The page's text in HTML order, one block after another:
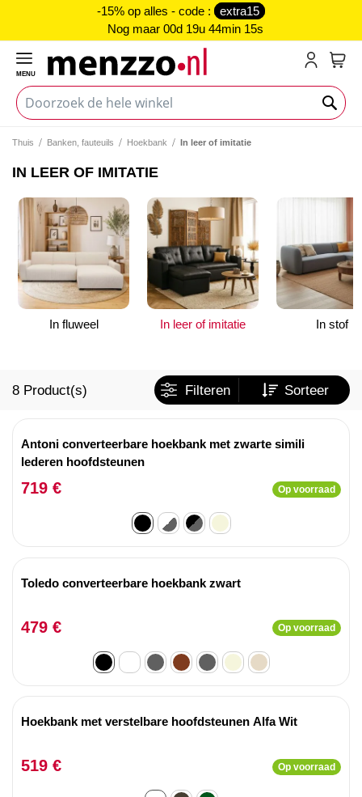
-15% op alles - code :
extra15
Nog maar 00d 19u 44min 15s
MENU
Thuis Banken, fauteuils Hoekbank In leer of imitatie
IN LEER OF IMITATIE
In fluweel In leer of imitatie In stof
8 Product(s) Filteren Sorteer
Antoni converteerbare hoekbank met zwarte simili
lederen hoofdsteunen
719 € Op voorraad
Toledo converteerbare hoekbank zwart
479 € Op voorraad
Hoekbank met verstelbare hoofdsteunen Alfa Wit
519 € Op voorraad